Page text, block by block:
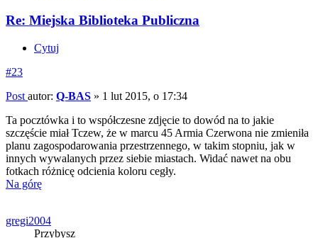
Re: Miejska Biblioteka Publiczna
Cytuj
#23
Post autor: Q-BAS » 1 lut 2015, o 17:34
Ta pocztówka i to współczesne zdjęcie to dowód na to jakie
szczęście miał Tczew, że w marcu 45 Armia Czerwona nie zmieniła
planu zagospodarowania przestrzennego, w takim stopniu, jak w
innych wywalanych przez siebie miastach. Widać nawet na obu
fotkach różnicę odcienia koloru cegły.
Na górę
gregi2004
Przybysz